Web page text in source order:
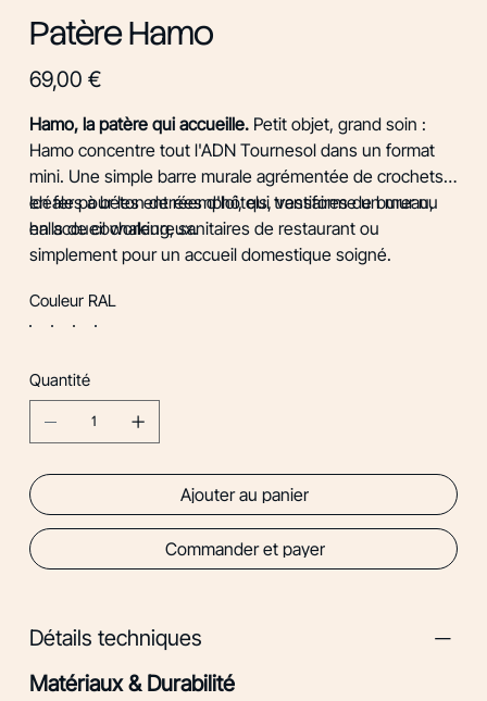
Patère Hamo
69,00 €
Hamo, la patère qui accueille.Petit objet, grand soin :
Hamo concentre tout l'ADN Tournesol dans un format
mini. Une simple barre murale agrémentée de crochets
en fers à béton de réemploi, qui transforme un mur nu
en accueil chaleureux.
Idéale pour les entrées d'hôtels, vestiaires de bureau,
halls de coworking, sanitaires de restaurant ou
simplement pour un accueil domestique soigné.
Couleur RAL
Quantité
Ajouter au panier
Commander et payer
Détails techniques
Matériaux & Durabilité